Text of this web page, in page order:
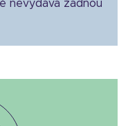
nevydává žádnou